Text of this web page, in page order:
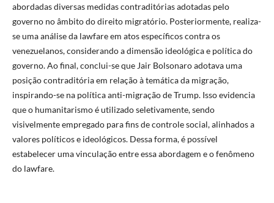
abordadas diversas medidas contraditórias adotadas pelo
governo no âmbito do direito migratório. Posteriormente, realiza-
se uma análise da lawfare em atos específicos contra os
venezuelanos, considerando a dimensão ideológica e política do
governo. Ao final, conclui-se que Jair Bolsonaro adotava uma
posição contraditória em relação à temática da migração,
inspirando-se na política anti-migração de Trump. Isso evidencia
que o humanitarismo é utilizado seletivamente, sendo
visivelmente empregado para fins de controle social, alinhados a
valores políticos e ideológicos. Dessa forma, é possível
estabelecer uma vinculação entre essa abordagem e o fenômeno
do lawfare.